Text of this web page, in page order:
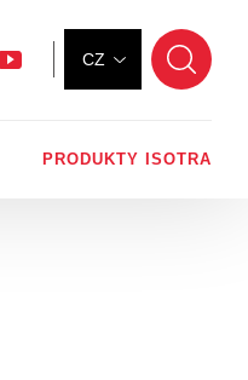
CZ
YouTube
PRODUKTY ISOTRA